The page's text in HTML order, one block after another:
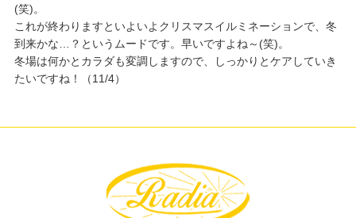
(笑)。
これが終わりますといよいよクリスマスイルミネーションで、冬
到来かな…？というムードです。早いですよね～(笑)。
冬場は何かとカラダも変調しますので、しっかりとケアしていき
たいですね！（11/4）